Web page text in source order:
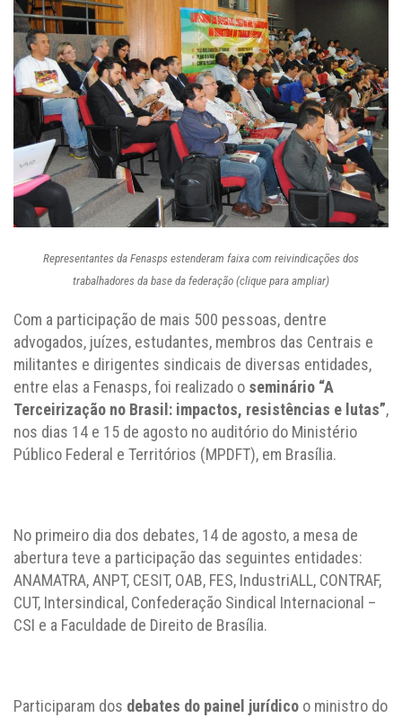
Representantes da Fenasps estenderam faixa com reivindicações dos
trabalhadores da base da federação (clique para ampliar)
Com a participação de mais 500 pessoas, dentre
advogados, juízes, estudantes, membros das Centrais e
militantes e dirigentes sindicais de diversas entidades,
entre elas a Fenasps, foi realizado o seminário “A
Terceirização no Brasil: impactos, resistências e lutas”,
nos dias 14 e 15 de agosto no auditório do Ministério
Público Federal e Territórios (MPDFT), em Brasília.
No primeiro dia dos debates, 14 de agosto, a mesa de
abertura teve a participação das seguintes entidades:
ANAMATRA, ANPT, CESIT, OAB, FES, IndustriALL, CONTRAF,
CUT, Intersindical, Confederação Sindical Internacional –
CSI e a Faculdade de Direito de Brasília.
Participaram dos debates do painel jurídico o ministro do